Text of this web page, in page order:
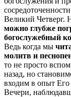
Великий Четверг.
можно глубже
богослужебный
Ведь когда мы
молитв и
то не просто
назад, но
входим в опыт Его
Вечери,